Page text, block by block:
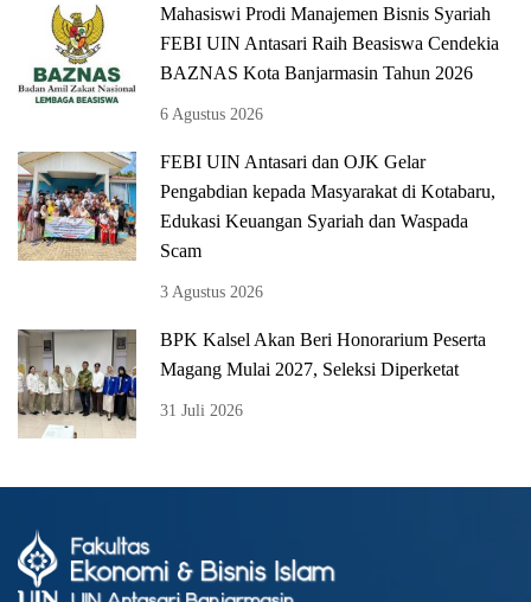
Mahasiswi Prodi Manajemen Bisnis Syariah
FEBI UIN Antasari Raih Beasiswa Cendekia
BAZNAS Kota Banjarmasin Tahun 2026
6 Agustus 2026
FEBI UIN Antasari dan OJK Gelar
Pengabdian kepada Masyarakat di Kotabaru,
Edukasi Keuangan Syariah dan Waspada
Scam
3 Agustus 2026
BPK Kalsel Akan Beri Honorarium Peserta
Magang Mulai 2027, Seleksi Diperketat
31 Juli 2026